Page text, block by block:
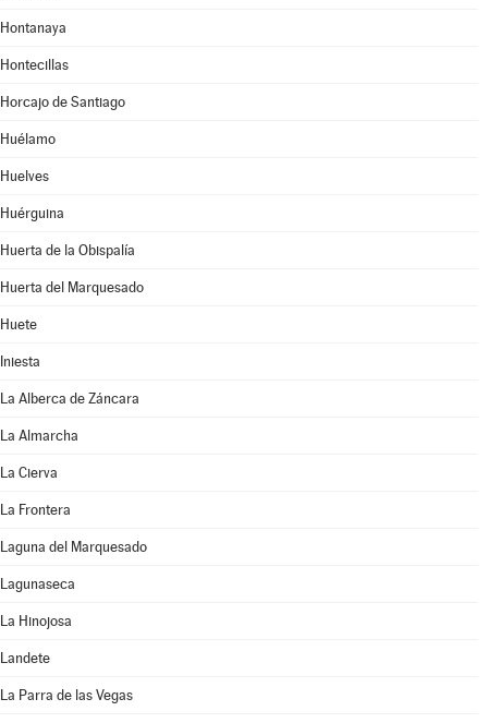
Hontanaya
Hontecillas
Horcajo de Santiago
Huélamo
Huelves
Huérguina
Huerta de la Obispalía
Huerta del Marquesado
Huete
Iniesta
La Alberca de Záncara
La Almarcha
La Cierva
La Frontera
Laguna del Marquesado
Lagunaseca
La Hinojosa
Landete
La Parra de las Vegas